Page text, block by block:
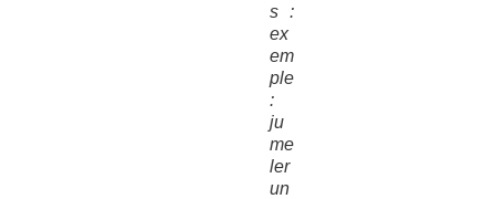
s :
ex
em
ple
:
ju
me
ler
un